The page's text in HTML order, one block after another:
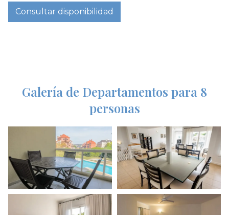
Consultar disponibilidad
Galería de Departamentos para 8
personas